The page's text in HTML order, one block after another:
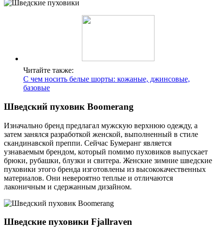
Читайте также:
С чем носить белые шорты: кожаные, джинсовые,
базовые
Шведский пуховик Boomerang
Изначально бренд предлагал мужскую верхнюю одежду, а
затем занялся разработкой женской, выполненный в стиле
скандинавской преппи. Сейчас Бумеранг является
узнаваемым брендом, который помимо пуховиков выпускает
брюки, рубашки, блузки и свитера. Женские зимние шведские
пуховики этого бренда изготовлены из высококачественных
материалов. Они невероятно теплые и отличаются
лаконичным и сдержанным дизайном.
Шведские пуховики Fjallraven